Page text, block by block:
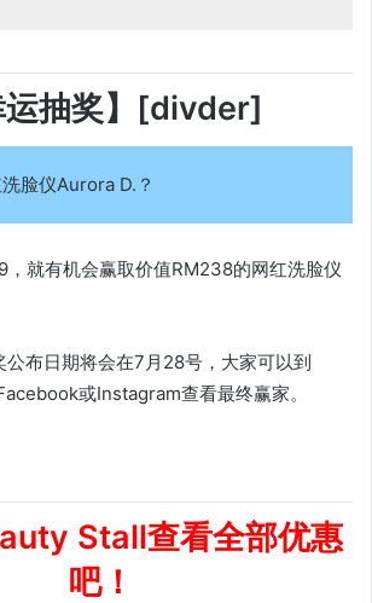
运抽奖】[divder]
脸仪Aurora D.？
，就有机会赢取价值RM238的网红洗脸仪
布日期将会在7月28号，大家可以到
或Instagram查看最终赢家。
Stall查看全部优惠
吧！